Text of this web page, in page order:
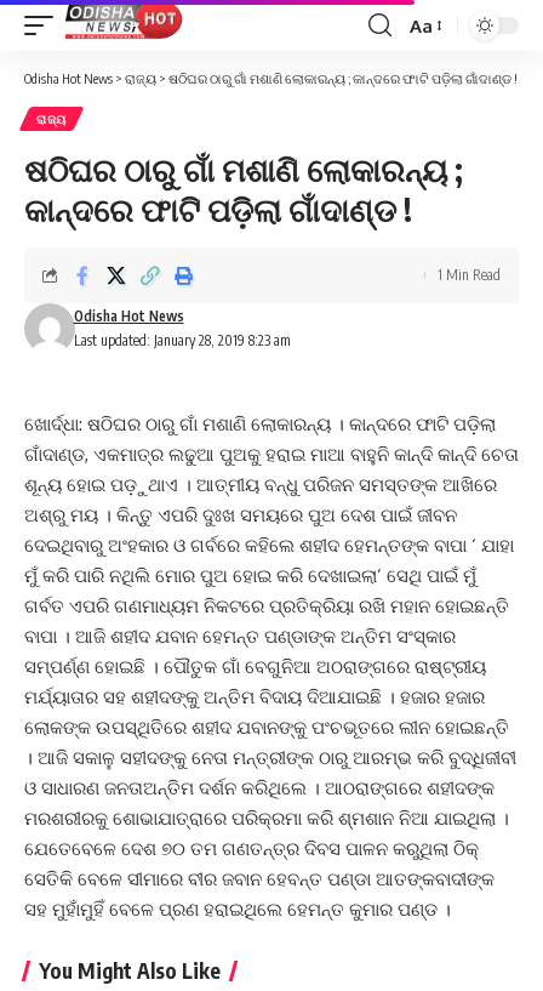
Font
Resizer
Aa
Odisha Hot News > ରାଜ୍ୟ > ଷଠିଘର ଠାରୁ ଗାଁ ମଶାଣି ଲୋକାରନ୍ୟ ; କାନ୍ଦରେ ଫାଟି ପଡ଼ିଲା ଗାଁଦାଣ୍ଡ !
ରାଜ୍ୟ
ଷଠିଘର ଠାରୁ ଗାଁ ମଶାଣି ଲୋକାରନ୍ୟ ;
କାନ୍ଦରେ ଫାଟି ପଡ଼ିଲା ଗାଁଦାଣ୍ଡ !
Last updated: January 28, 2019 8:23 am
Odisha Hot News
1 Min Read
ଖୋର୍ଦ୍ଧା: ଷଠିଘର ଠାରୁ ଗାଁ ମଶାଣି ଲୋକାରନ୍ୟ । କାନ୍ଦରେ ଫାଟି ପଡ଼ିଲା
ଗାଁଦାଣ୍ଡ, ଏକମାତ୍ର ଲଢୁଆ ପୁଅକୁ ହରାଇ ମାଆ ବାହୁନି କାନ୍ଦି କାନ୍ଦି ଚେତା
ଶୂନ୍ୟ ହୋଇ ପଡ଼ୁଥାଏ । ଆତ୍ମୀୟ ବନ୍ଧୁ ପରିଜନ ସମସ୍ତଙ୍କ ଆଖିରେ
ଅଶ୍ରୁ ମୟ । କିନ୍ତୁ ଏପରି ଦୁଃଖ ସମୟରେ ପୁଅ ଦେଶ ପାଇଁ ଜୀବନ
ଦେଇଥିବାରୁ ଅଂହକାର ଓ ଗର୍ବରେ କହିଲେ ଶହୀଦ ହେମନ୍ତଙ୍କ ବାପା ‘ ଯାହା
ମୁଁ କରି ପାରି ନଥିଲି ମୋର ପୁଅ ହୋଇ କରି ଦେଖାଇଲା’ ସେଥି ପାଇଁ ମୁଁ
ଗର୍ବତ ଏପରି ଗଣମାଧ୍ୟମ ନିକଟରେ ପ୍ରତିକ୍ରିୟା ରଖି ମହାନ ହୋଇଛନ୍ତି
ବାପା । ଆଜି ଶହୀଦ ଯବାନ ହେମନ୍ତ ପଣ୍ଡାଙ୍କ ଅନ୍ତିମ ସଂସ୍କାର
ସମ୍ପର୍ଣ୍ଣ ହୋଇଛି । ପୌତୁକ ଗାଁ ବେଗୁନିଆ ଅଠରାଙ୍ଗରେ ରାଷ୍ଟ୍ରୀୟ
ମର୍ଯ୍ୟାତାର ସହ ଶହୀଦଙ୍କୁ ଅନ୍ତିମ ବିଦାୟ ଦିଆଯାଇଛି । ହଜାର ହଜାର
ଲୋକଙ୍କ ଉପସ୍ଥିତିରେ ଶହୀଦ ଯବାନଙ୍କୁ ପଂଚଭୂତରେ ଲୀନ ହୋଇଛନ୍ତି
। ଆଜି ସକାଳୁ ସହୀଦଙ୍କୁ ନେତା ମନ୍ତ୍ରୀଙ୍କ ଠାରୁ ଆରମ୍ଭ କରି ବୁଦ୍ଧିଜୀବୀ
ଓ ସାଧାରଣ ଜନତାଅନ୍ତିମ ଦର୍ଶନ କରିଥିଲେ । ଆଠରାଙ୍ଗରେ ଶହୀଦଙ୍କ
ମରଶରୀରକୁ ଶୋଭାଯାତ୍ରାରେ ପରିକ୍ରମା କରି ଶ୍ମଶାନ ନିଆ ଯାଇଥିଲା ।
ଯେତେବେଳେ ଦେଶ ୭୦ ତମ ଗଣତନ୍ତ୍ର ଦିବସ ପାଳନ କରୁଥିଲା ଠିକ୍
ସେତିକି ବେଳେ ସୀମାରେ ବୀର ଜବାନ ହେବନ୍ତ ପଣ୍ଡା ଆତଙ୍କବାଦୀଙ୍କ
ସହ ମୁହାଁମୁହିଁ ବେଳେ ପ୍ରଣ ହରାଇଥିଲେ ହେମନ୍ତ କୁମାର ପଣ୍ଡ ।
You Might Also Like